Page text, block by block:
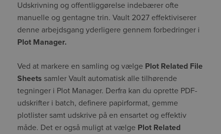
Udskrivning og offentliggørelse indebærer ofte
manuelle og gentagne trin. Vault 2027 effektiviserer
denne arbejdsgang yderligere gennem forbedringer i
Plot Manager.
Ved at markere en samling og vælge Plot Related File
Sheets samler Vault automatisk alle tilhørende
tegninger i Plot Manager. Derfra kan du oprette PDF-
udskrifter i batch, definere papirformat, gemme
plotlister samt udskrive på en ensartet og effektiv
måde. Det er også muligt at vælge Plot Related